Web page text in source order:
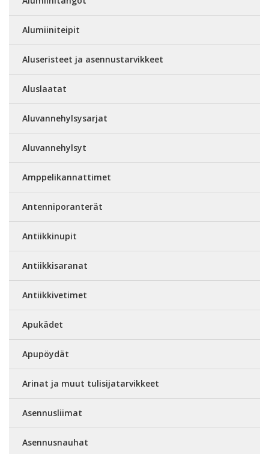
Alumiiniteipit
Aluseristeet ja asennustarvikkeet
Aluslaatat
Aluvannehylsysarjat
Aluvannehylsyt
Amppelikannattimet
Antenniporanterät
Antiikkinupit
Antiikkisaranat
Antiikkivetimet
Apukädet
Apupöydät
Arinat ja muut tulisijatarvikkeet
Asennusliimat
Asennusnauhat